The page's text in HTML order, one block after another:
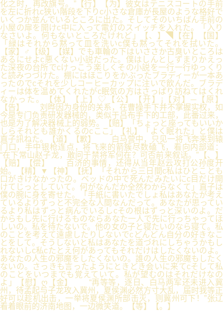
化之时，再改旗号。”【行】【为】彼女はテニスコートの手前
を左に折れc狭い階段を下りc小さな倉庫が長屋のような格好で
いくつか並んでいるところに出た。そしてそのいちばん手前の
小屋の扉を開けc中に入って電灯のスイッチを入れた。「入り
なさいよ。何もないところだけれど」【、】◥【在】【国】
「緑はそれから黙って皿を洗いc僕も黙ってそれを拭いた。
【家】♂【级】【媒】でも車輪の下はいささか古臭いところは
あるにせよc悪くない小説だった。僕はしんとしずまりかえっ
た深夜の台所でcけっこう楽しくその小説を一行一行ゆっくり
と読みつづけた。棚にはほこりをかぶったブラディーが一本あ
ったのでcそれを少しコーヒーカップに注いで飲んだ。ブラデ
ィーは体を温めてくれたがc眠気の方はさっぱり訪ねてはくれ
なかった。【体】【上】♡【公】【开】¡【对】─【原】
【告】 刘晔因为身份的关系，在曹操手下并不掌握实权，如
今是专门负责研发器械的，类似于吕布手下的工部，此番过来，
也是为了解决器械上的弱势。【赔】「ちょっと座ってもいいか
しらそれとも誰かくるのcここ」【礼】「よく眠れた」と僕は
直子訊ねた。【道】【歉】 白马营中，只见一将飞奔来到辕
门口，手中银枪连点，将飞来的箭簇尽数磕飞，看向内部道：
“在下常山赵子龙，敢问于禁将军何在？可否前来叙话。”【、】
【赔】【偿】 百济的事情，还得从当年赵云攻打公孙度开
始。【精】▼【神】【抚】「それから三日間c私はひとことも
口がきけなかったの。ベッドの中で死んだみたいにc目だけ開
けてじっとしていて。何がなんだか全然わからなくて」直子は
僕の腕に身を寄せた。「手紙に書いたでしょ私はあなたが考え
ているよりずっと不完全な人間なんだって。あなたが思ってい
るより私はずっと病んでいるしcその根はずっと深いのよ。だ
からもし先に行けるものならあなた一人で先に行っちゃってほ
しいの。私を待たないで。他の女の子と寝たいのなら寝て。私
のことを考えて遠慮したりしないでcどんどん自分の好きなこ
とをして。そうしないと私はあなたを道づれにしちゃうかもし
れないしc私cたとえ何があってもそれだけはしたくないのよ。
あなたの人生の邪魔をしたくないの。誰の人生の邪魔もしたく
ないの。さっきも言ったようにときどき会いに来てcそして私
のことをいつまでも覚えていて。私が望むのはそれだけなの
よ」【慰】ღ【金】 “再等等，逐日、白马两军还未进入冀
州，待孟起与子龙攻入冀州，夏侯渊必然方寸大乱，届时我等正
好可以趁机出击，一举将夏侯渊所部击灭，则冀州可下！”张辽
看着眼前的济南地图，一边微笑道。【等】【。】